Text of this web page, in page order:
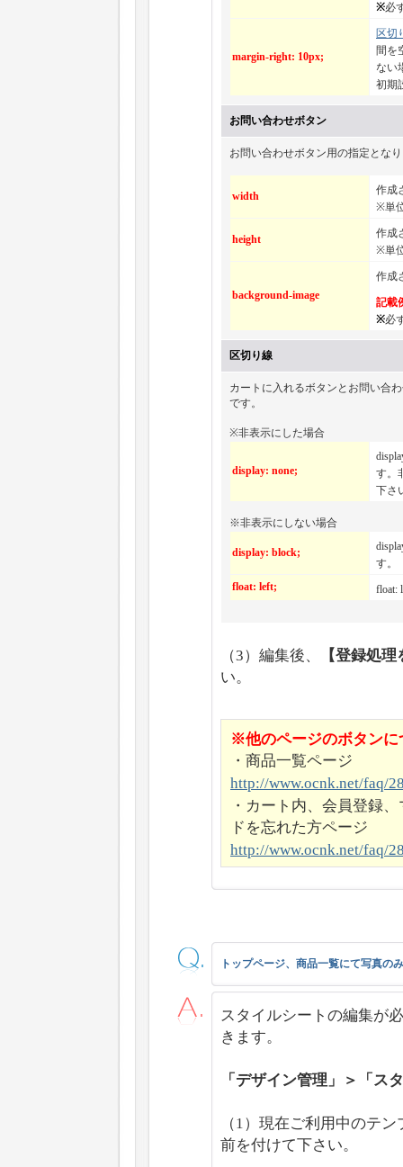
※必
margin-right: 10px;
区切
間を
ない
初期
お問い合わせボタン
お問い合わせボタン用の指定とな
width
作成
※単
height
作成
※単
background-image
作成
記載
※必
区切り線
カートに入れるボタンとお問い合
です。
※非表示にした場合
display: none;
す。
下さ
※非表示にしない場合
display: block;
す。
float: left;
float:
（3）編集後、
【登録処
い。
※他のページのボタンに
・商品一覧ページ
http://www.ocnk.net/faq/
・カート内、会員登録
ドを忘れた方ページ
http://www.ocnk.net/faq/
トップページ、商品一覧にて写真の
スタイルシートの編集が
きます。
「デザイン管理」＞「ス
（1）現在ご利用中のテ
前を付けて下さい。